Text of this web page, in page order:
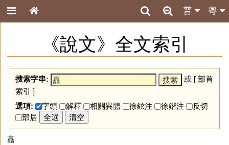
粵
普
《說文》全文索引
搜索字串: 或 [ 部首
索引 ]
選項:
字頭 解釋 相關異體 徐鉉注 徐鍇注
反切
部居
全選 清空
譶